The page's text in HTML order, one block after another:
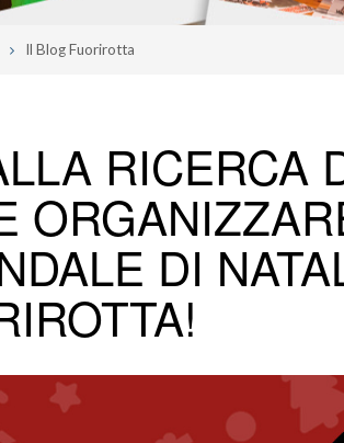
Il Blog Fuorirotta
RICERCA
DI